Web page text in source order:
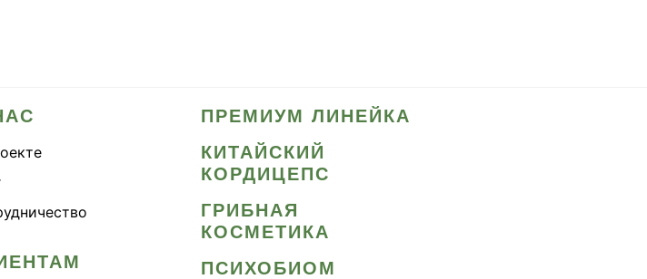
ПРЕМИУМ ЛИНЕЙКА
КИТАЙСКИЙ
КОРДИЦЕПС
ГРИБНАЯ
КОСМЕТИКА
ПСИХОБИОМ